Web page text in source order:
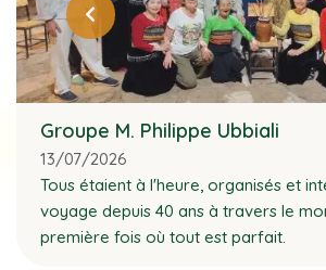
Groupe M. Philippe Ubbiali
13/07/2026
Tous étaient à l'heure, organisés et
voyage depuis 40 ans à travers le
première fois où tout est parfait.